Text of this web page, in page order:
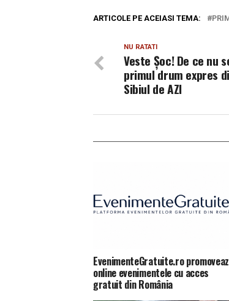
ARTICOLE PE ACEIASI TEMA:
NU RATATI
Veste Șoc! De ce nu
primul drum expres
Sibiul de AZI
EvenimenteGratuite.ro
online evenimentele cu acces
gratuit din România